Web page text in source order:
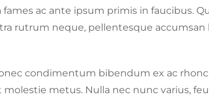
ac ante ipsum primis in faucibus.
rutrum neque, pellentesque
condimentum bibendum ex ac
metus. Nulla nec nunc varius,